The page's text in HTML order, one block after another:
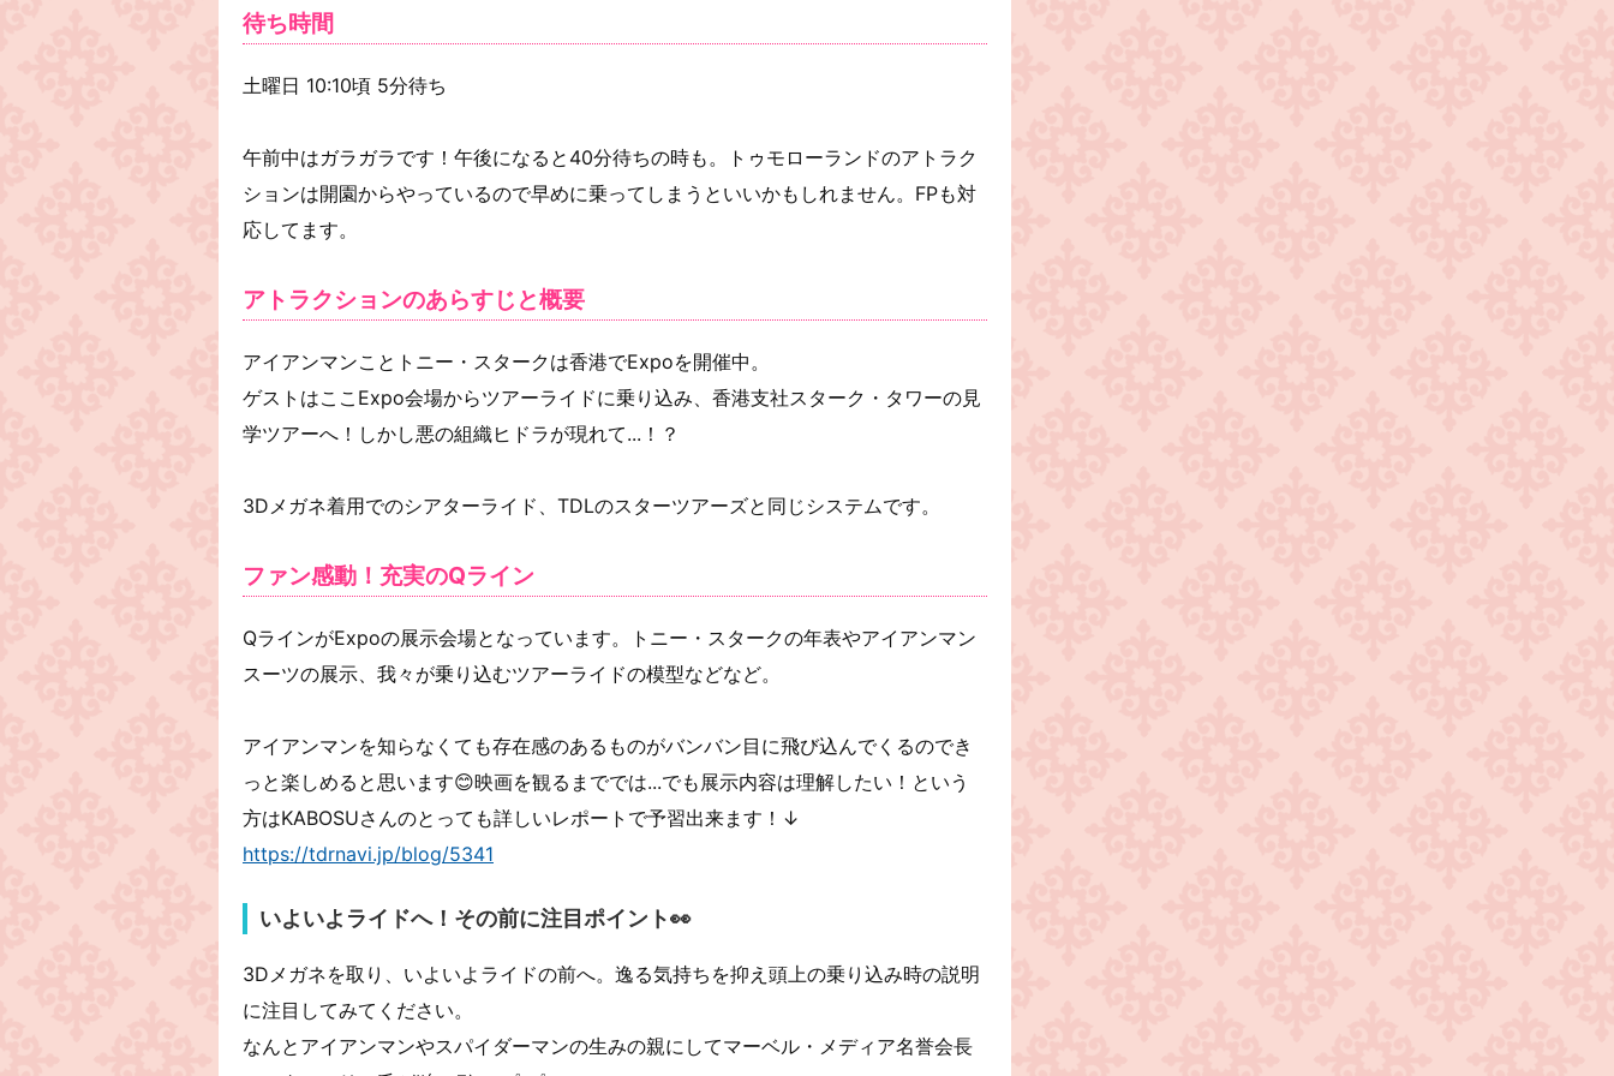
待ち時間
土曜日 10:10頃 5分待ち
午前中はガラガラです！午後になると40分待ちの時も。トゥモローランドのアトラク
ションは開園からやっているので早めに乗ってしまうといいかもしれません。FPも対
応してます。
アトラクションのあらすじと概要
アイアンマンことトニー・スタークは香港でExpoを開催中。
ゲストはここExpo会場からツアーライドに乗り込み、香港支社スターク・タワーの見
学ツアーへ！しかし悪の組織ヒドラが現れて...！？
3Dメガネ着用でのシアターライド、TDLのスターツアーズと同じシステムです。
ファン感動！充実のQライン
QラインがExpoの展示会場となっています。トニー・スタークの年表やアイアンマン
スーツの展示、我々が乗り込むツアーライドの模型などなど。
アイアンマンを知らなくても存在感のあるものがバンバン目に飛び込んでくるのでき
っと楽しめると思います😊映画を観るまででは...でも展示内容は理解したい！という
方はKABOSUさんのとっても詳しいレポートで予習出来ます！↓
https://tdrnavi.jp/blog/5341
いよいよライドへ！その前に注目ポイント👀
3Dメガネを取り、いよいよライドの前へ。逸る気持ちを抑え頭上の乗り込み時の説明
に注目してみてください。
なんとアイアンマンやスパイダーマンの生みの親にしてマーベル・メディア名誉会長